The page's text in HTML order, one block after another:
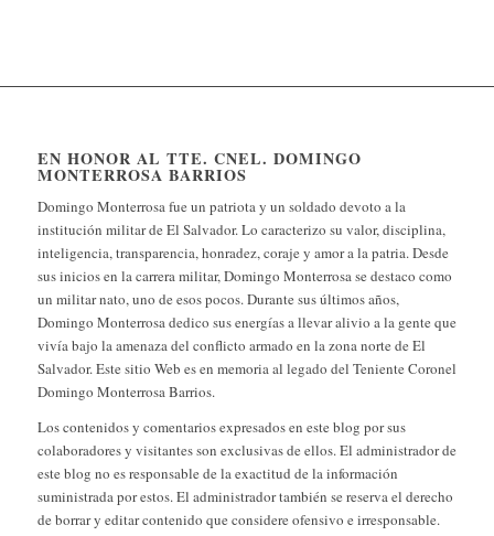
EN HONOR AL TTE. CNEL. DOMINGO
MONTERROSA BARRIOS
Domingo Monterrosa fue un patriota y un soldado devoto a la
institución militar de El Salvador. Lo caracterizo su valor, disciplina,
inteligencia, transparencia, honradez, coraje y amor a la patria. Desde
sus inicios en la carrera militar, Domingo Monterrosa se destaco como
un militar nato, uno de esos pocos. Durante sus últimos años,
Domingo Monterrosa dedico sus energías a llevar alivio a la gente que
vivía bajo la amenaza del conflicto armado en la zona norte de El
Salvador. Este sitio Web es en memoria al legado del Teniente Coronel
Domingo Monterrosa Barrios.
Los contenidos y comentarios expresados en este blog por sus
colaboradores y visitantes son exclusivas de ellos. El administrador de
este blog no es responsable de la exactitud de la información
suministrada por estos. El administrador también se reserva el derecho
de borrar y editar contenido que considere ofensivo e irresponsable.